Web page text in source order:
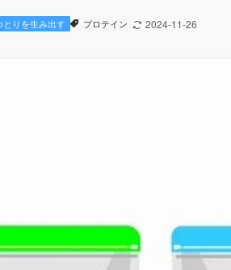
とりを生み出す プロテイン 2024-11-26